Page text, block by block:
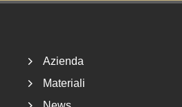
Azienda
Materiali